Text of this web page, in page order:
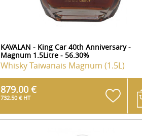
KAVALAN - King Car 40th Anniversary -
Magnum 1.5Litre - 56.30%
Whisky Taiwanais Magnum (1.5L)
879.00 €
732.50 € HT